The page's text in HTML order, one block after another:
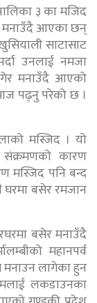
३ का मजिद
मनाउँदै आएका छन्
साटासाट
उनलाई नमजा
मनाउँदै आएको
पढ्नु परेको छ ।
मस्जिद । यो
कारण
मस्जिद पनि बन्द
घरमा बसेर रमजान
बसेर मनाउँदै
महानपर्व
लागेका हुन
लकडाउनका